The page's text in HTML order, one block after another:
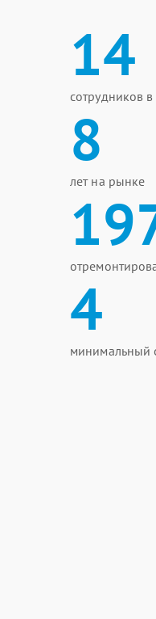
14
сотрудников в
8
лет на рынке
4
минимальный